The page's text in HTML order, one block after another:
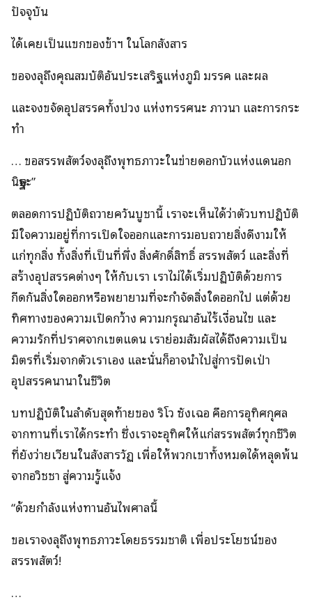
ปัจจุบัน
ได้เคยเป็นแขกของข้าฯ ในโลกสังสาร
ขอจงลุถึงคุณสมบัติอันประเสริฐแห่งภูมิ มรรค และผล
และจงขจัดอุปสรรคทั้งปวง แห่งทรรศนะ ภาวนา และการกระ
ทำ
… ขอสรรพสัตว์จงลุถึงพุทธภาวะในข่ายดอกบัวแห่งแดนอก
นิษฐะ”
ตลอดการปฏิบัติถวายควันบูชานี้ เราจะเห็นได้ว่าตัวบทปฏิบัติ
มีใจความอยู่ที่การเปิดใจออกและการมอบถวายสิ่งดีงามให้
แก่ทุกสิ่ง ทั้งสิ่งที่เป็นที่พึ่ง สิ่งศักดิ์สิทธิ์ สรรพสัตว์ และสิ่งที่
สร้างอุปสรรคต่างๆ ให้กับเรา เราไม่ได้เริ่มปฏิบัติด้วยการ
กีดกันสิ่งใดออกหรือพยายามที่จะกำจัดสิ่งใดออกไป แต่ด้วย
ทิศทางของความเปิดกว้าง ความกรุณาอันไร้เงื่อนไข และ
ความรักที่ปราศจากเขตแดน เราย่อมสัมผัสได้ถึงความเป็น
มิตรที่เริ่มจากตัวเราเอง และนั่นก็อาจนำไปสู่การปัดเป่า
อุปสรรคนานาในชีวิต
บทปฏิบัติในลำดับสุดท้ายของ ริโว ซังเฉอ คือการอุทิศกุศล
จากทานที่เราได้กระทำ ซึ่งเราจะอุทิศให้แก่สรรพสัตว์ทุกชีวิต
ที่ยังว่ายเวียนในสังสารวัฏ เพื่อให้พวกเขาทั้งหมดได้หลุดพ้น
จากอวิชชา สู่ความรู้แจ้ง
“ด้วยกำลังแห่งทานอันไพศาลนี้
ขอเราจงลุถึงพุทธภาวะโดยธรรมชาติ เพื่อประโยชน์ของ
สรรพสัตว์!
…